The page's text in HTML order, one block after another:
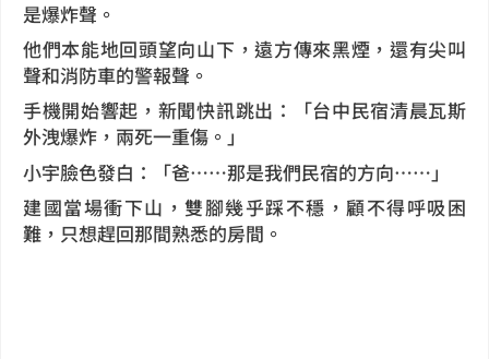
是爆炸聲。
他們本能地回頭望向山下，遠方傳來黑煙，還有尖叫
聲和消防車的警報聲。
手機開始響起，新聞快訊跳出：「台中民宿清晨瓦斯
外洩爆炸，兩死一重傷。」
小宇臉色發白：「爸……那是我們民宿的方向……」
建國當場衝下山，雙腳幾乎踩不穩，顧不得呼吸困
難，只想趕回那間熟悉的房間。